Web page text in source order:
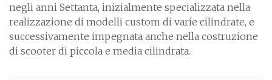
negli anni Settanta, inizialmente specializzata nella
realizzazione di modelli custom di varie cilindrate, e
successivamente impegnata anche nella costruzione
di scooter di piccola e media cilindrata.